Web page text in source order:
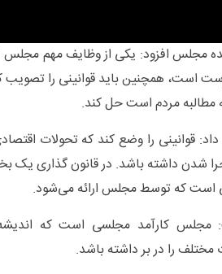
مجلس افزود: یکی از وظایف مهم
است، همچنین باید قوانینی را تصویب
مطالبه مردم است حل کند.
قوانینی را وضع کند که تحولات
شدن داشته باشد. در قانون گذاری
است که توسط مجلس ارائه می‌شود.
کارآمد مجلسی است که
را در بر داشته باشد.